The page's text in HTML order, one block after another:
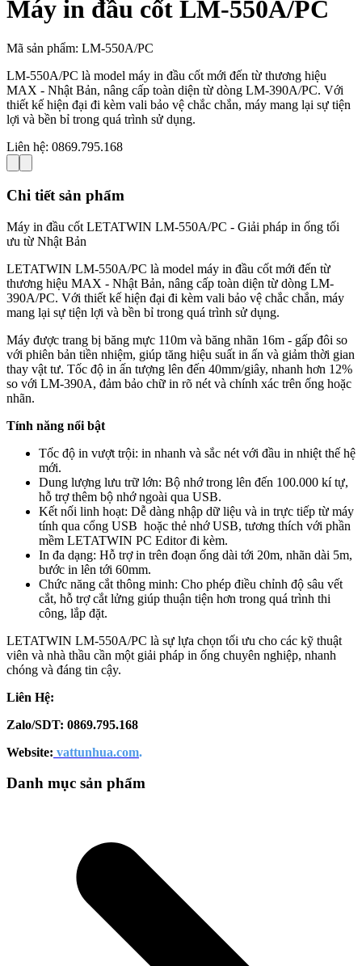
Máy in đầu cốt LM-550A/PC
Mã sản phẩm: LM-550A/PC
LM-550A/PC là model máy in đầu cốt mới đến từ thương hiệu
MAX - Nhật Bản, nâng cấp toàn diện từ dòng LM-390A/PC. Với
thiết kế hiện đại đi kèm vali bảo vệ chắc chắn, máy mang lại sự tiện
lợi và bền bỉ trong quá trình sử dụng.
Liên hệ: 0869.795.168
Chi tiết sản phẩm
Máy in đầu cốt LETATWIN LM-550A/PC - Giải pháp in ống tối
ưu từ Nhật Bản
LETATWIN LM-550A/PC là model máy in đầu cốt mới đến từ
thương hiệu MAX - Nhật Bản, nâng cấp toàn diện từ dòng LM-
390A/PC. Với thiết kế hiện đại đi kèm vali bảo vệ chắc chắn, máy
mang lại sự tiện lợi và bền bỉ trong quá trình sử dụng.
Máy được trang bị băng mực 110m và băng nhãn 16m - gấp đôi so
với phiên bản tiền nhiệm, giúp tăng hiệu suất in ấn và giảm thời gian
thay vật tư. Tốc độ in ấn tượng lên đến 40mm/giây, nhanh hơn 12%
so với LM-390A, đảm bảo chữ in rõ nét và chính xác trên ống hoặc
nhãn.
Tính năng nổi bật
Tốc độ in vượt trội: in nhanh và sắc nét với đầu in nhiệt thế hệ
mới.
Dung lượng lưu trữ lớn: Bộ nhớ trong lên đến 100.000 kí tự,
hỗ trợ thêm bộ nhớ ngoài qua USB.
Kết nối linh hoạt: Dễ dàng nhập dữ liệu và in trực tiếp từ máy
tính qua cổng USB hoặc thẻ nhớ USB, tương thích với phần
mềm LETATWIN PC Editor đi kèm.
In đa dạng: Hỗ trợ in trên đoạn ống dài tới 20m, nhãn dài 5m,
bước in lên tới 60mm.
Chức năng cắt thông minh: Cho phép điều chỉnh độ sâu vết
cắt, hỗ trợ cắt lửng giúp thuận tiện hơn trong quá trình thi
công, lắp đặt.
LETATWIN LM-550A/PC là sự lựa chọn tối ưu cho các kỹ thuật
viên và nhà thầu cần một giải pháp in ống chuyên nghiệp, nhanh
chóng và đáng tin cậy.
Liên Hệ:
Zalo/SDT: 0869.795.168
Website: vattunhua.com.
Danh mục sản phẩm